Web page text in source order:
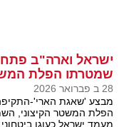
ישראל וארה"ב
שמטרתו הפלת
28 ב פברואר 2026
מבצע 'שאגת הארי'-
הפלת המשטר הקיצוני,
מעמד ישראל כעוגן